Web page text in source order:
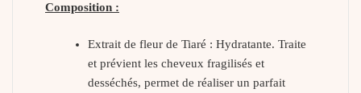
Composition :
Extrait de fleur de Tiaré : Hydratante. Traite
et prévient les cheveux fragilisés et
desséchés, permet de réaliser un parfait